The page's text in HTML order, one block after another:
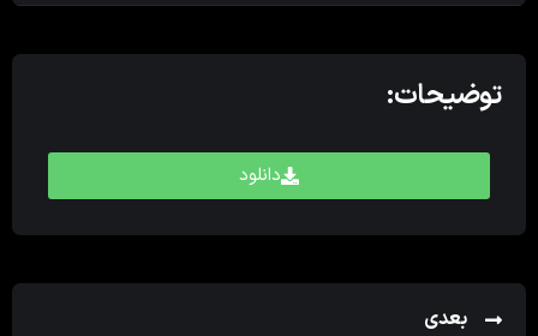
توضیحات:
دانلود
بعدی